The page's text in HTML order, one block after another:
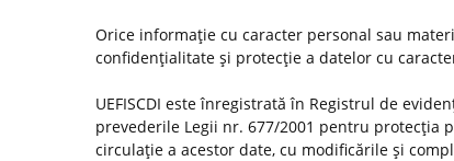
Orice informaţie cu caracter personal sau
confidenţialitate şi protecţie a datelor cu
UEFISCDI este înregistrată în Registrul de
prevederile Legii nr. 677/2001 pentru protecţia
circulaţie a acestor date, cu modificările şi